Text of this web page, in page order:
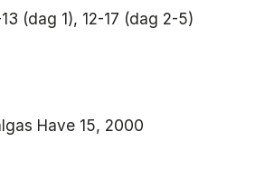
(dag 1), 12-17 (dag 2-5)
Have 15, 2000